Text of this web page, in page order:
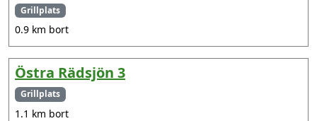
Grillplats
0.9 km bort
Östra Rädsjön 3
Grillplats
1.1 km bort